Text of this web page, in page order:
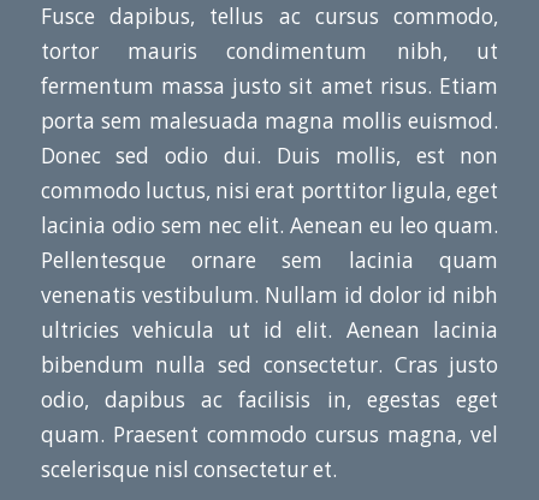
Fusce dapibus, tellus ac cursus commodo,
tortor mauris condimentum nibh, ut
fermentum massa justo sit amet risus. Etiam
porta sem malesuada magna mollis euismod.
Donec sed odio dui. Duis mollis, est non
commodo luctus, nisi erat porttitor ligula, eget
lacinia odio sem nec elit. Aenean eu leo quam.
Pellentesque ornare sem lacinia quam
venenatis vestibulum. Nullam id dolor id nibh
ultricies vehicula ut id elit. Aenean lacinia
bibendum nulla sed consectetur. Cras justo
odio, dapibus ac facilisis in, egestas eget
quam. Praesent commodo cursus magna, vel
scelerisque nisl consectetur et.